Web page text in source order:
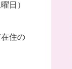
日）
住の